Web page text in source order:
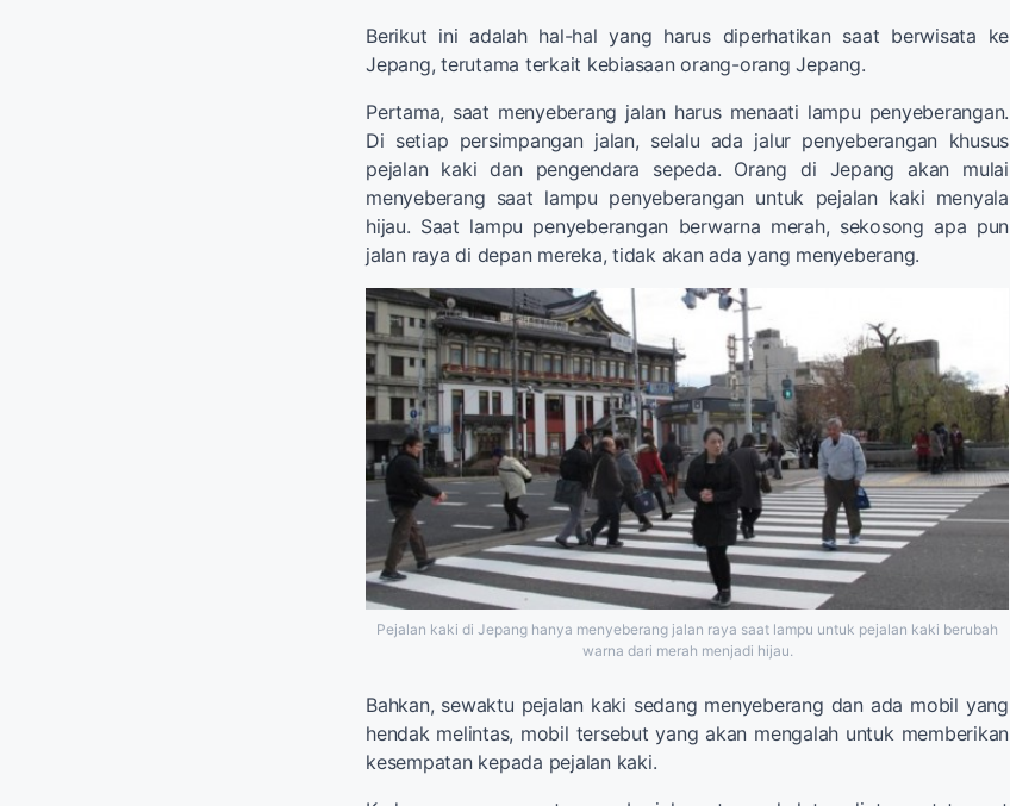
Berikut ini adalah hal-hal yang harus diperhatikan saat berwisata ke
Jepang, terutama terkait kebiasaan orang-orang Jepang.
Pertama, saat menyeberang jalan harus menaati lampu penyeberangan.
Di setiap persimpangan jalan, selalu ada jalur penyeberangan khusus
pejalan kaki dan pengendara sepeda. Orang di Jepang akan mulai
menyeberang saat lampu penyeberangan untuk pejalan kaki menyala
hijau. Saat lampu penyeberangan berwarna merah, sekosong apa pun
jalan raya di depan mereka, tidak akan ada yang menyeberang.
Pejalan kaki di Jepang hanya menyeberang jalan raya saat lampu untuk pejalan kaki berubah
warna dari merah menjadi hijau.
Bahkan, sewaktu pejalan kaki sedang menyeberang dan ada mobil yang
hendak melintas, mobil tersebut yang akan mengalah untuk memberikan
kesempatan kepada pejalan kaki.